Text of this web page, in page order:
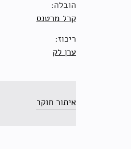
הובלה:
קרל מרטנס
ריכוז:
ערן לק
איתור חוקר